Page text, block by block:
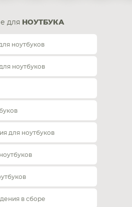
для НОУТБУКА
ноутбуков
ноутбуков
для ноутбуков
в сборе